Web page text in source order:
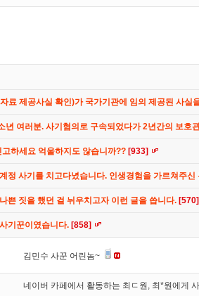
료 제공사실 확인)가 국가기관에 임의 제공된 사실
년 여러분. 사기혐의로 구속되었다가 2년간의 보호
하세요 억울하지도 않습니까?? [933]
정 사기를 치고다녔습니다. 인생경험을 가르쳐주
쁜 짓을 했던 걸 뉘우치고자 이런 글을 씁니다. [570]
기꾼이였습니다. [858]
김민수 사꾼 어린놈~
네이버 카페에서 활동하는 최ㄷ원, 최*원에게